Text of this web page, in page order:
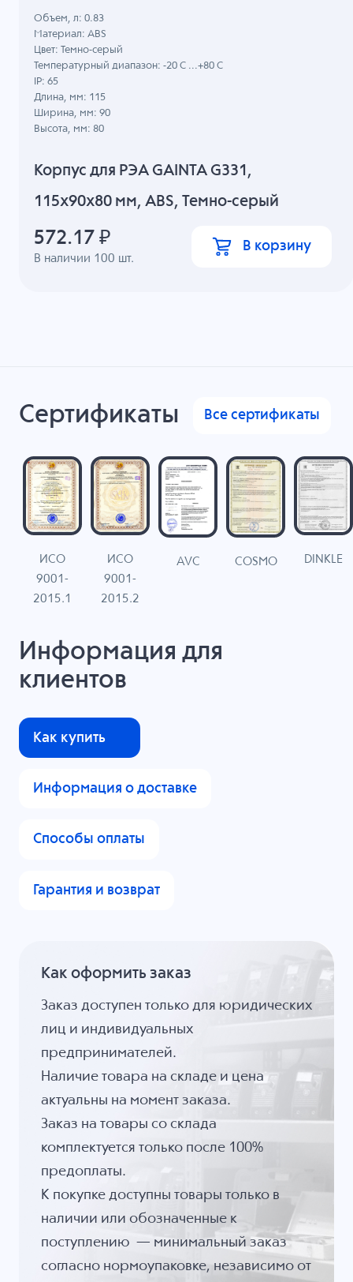
Корпус для РЭА GAINTA G331,
115x90x80 мм, ABS, Темно-серый
В наличии 100 шт.
Объем, л: 0.83
Материал: ABS
Цвет: Темно-серый
Температурный диапазон: -20 C ...+80 C
IP: 65
Длина, мм: 115
Ширина, мм: 90
Высота, мм: 80
572.17 ₽ В корзину
Сертификаты Все сертификаты
ИСО
9001-
2015.1
ИСО
9001-
2015.2
AVC COSMO DINKLE
Информация для
клиентов
Как купить
Информация о доставке
Способы оплаты
Гарантия и возврат
Как оформить заказ
Заказ доступен только для юридических
лиц и индивидуальных
предпринимателей.
Наличие товара на складе и цена
актуальны на момент заказа.
Заказ на товары со склада
комплектуется только после 100%
предоплаты.
К покупке доступны товары только в
наличии или обозначенные к
поступлению — минимальный заказ
согласно нормоупаковке, независимо от